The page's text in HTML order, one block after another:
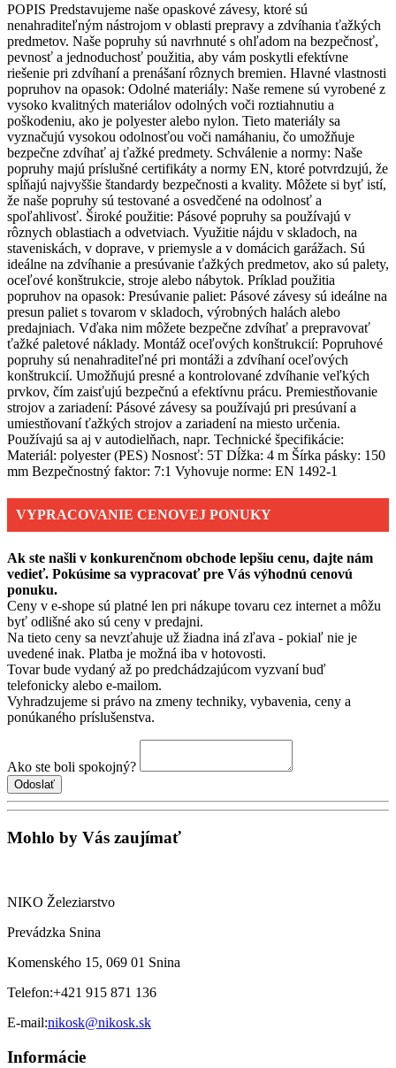
POPIS Predstavujeme naše opaskové závesy, ktoré sú
nenahraditeľným nástrojom v oblasti prepravy a zdvíhania ťažkých
predmetov. Naše popruhy sú navrhnuté s ohľadom na bezpečnosť,
pevnosť a jednoduchosť použitia, aby vám poskytli efektívne
riešenie pri zdvíhaní a prenášaní rôznych bremien. Hlavné vlastnosti
popruhov na opasok: Odolné materiály: Naše remene sú vyrobené z
vysoko kvalitných materiálov odolných voči roztiahnutiu a
poškodeniu, ako je polyester alebo nylon. Tieto materiály sa
vyznačujú vysokou odolnosťou voči namáhaniu, čo umožňuje
bezpečne zdvíhať aj ťažké predmety. Schválenie a normy: Naše
popruhy majú príslušné certifikáty a normy EN, ktoré potvrdzujú, že
spĺňajú najvyššie štandardy bezpečnosti a kvality. Môžete si byť istí,
že naše popruhy sú testované a osvedčené na odolnosť a
spoľahlivosť. Široké použitie: Pásové popruhy sa používajú v
rôznych oblastiach a odvetviach. Využitie nájdu v skladoch, na
staveniskách, v doprave, v priemysle a v domácich garážach. Sú
ideálne na zdvíhanie a presúvanie ťažkých predmetov, ako sú palety,
oceľové konštrukcie, stroje alebo nábytok. Príklad použitia
popruhov na opasok: Presúvanie paliet: Pásové závesy sú ideálne na
presun paliet s tovarom v skladoch, výrobných halách alebo
predajniach. Vďaka nim môžete bezpečne zdvíhať a prepravovať
ťažké paletové náklady. Montáž oceľových konštrukcií: Popruhové
popruhy sú nenahraditeľné pri montáži a zdvíhaní oceľových
konštrukcií. Umožňujú presné a kontrolované zdvíhanie veľkých
prvkov, čím zaisťujú bezpečnú a efektívnu prácu. Premiestňovanie
strojov a zariadení: Pásové závesy sa používajú pri presúvaní a
umiestňovaní ťažkých strojov a zariadení na miesto určenia.
Používajú sa aj v autodielňach, napr. Technické špecifikácie:
Materiál: polyester (PES) Nosnosť: 5T Dĺžka: 4 m Šírka pásky: 150
mm Bezpečnostný faktor: 7:1 Vyhovuje norme: EN 1492-1
VYPRACOVANIE CENOVEJ PONUKY
Ak ste našli v konkurenčnom obchode lepšiu cenu, dajte nám
vedieť. Pokúsime sa vypracovať pre Vás výhodnú cenovú
ponuku.
Ceny v e-shope sú platné len pri nákupe tovaru cez internet a môžu
byť odlišné ako sú ceny v predajni.
Na tieto ceny sa nevzťahuje už žiadna iná zľava - pokiaľ nie je
uvedené inak. Platba je možná iba v hotovosti.
Tovar bude vydaný až po predchádzajúcom vyzvaní buď
telefonicky alebo e-mailom.
Vyhradzujeme si právo na zmeny techniky, vybavenia, ceny a
ponúkaného príslušenstva.
Ako ste boli spokojný?
Mohlo by Vás zaujímať
NIKO Železiarstvo
Prevádzka Snina
Komenského 15, 069 01 Snina
Telefon:+421 915 871 136
E-mail:nikosk@nikosk.sk
Informácie